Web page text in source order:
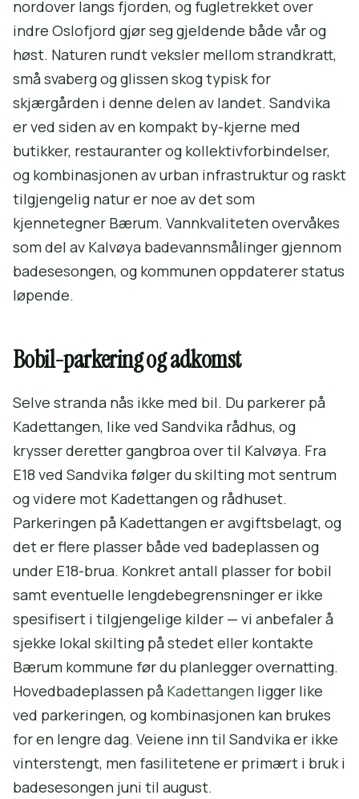
nordover langs fjorden, og fugletrekket over
indre Oslofjord gjør seg gjeldende både vår og
høst. Naturen rundt veksler mellom strandkratt,
små svaberg og glissen skog typisk for
skjærgården i denne delen av landet. Sandvika
er ved siden av en kompakt by-kjerne med
butikker, restauranter og kollektivforbindelser,
og kombinasjonen av urban infrastruktur og raskt
tilgjengelig natur er noe av det som
kjennetegner Bærum. Vannkvaliteten overvåkes
som del av Kalvøya badevannsmålinger gjennom
badesesongen, og kommunen oppdaterer status
løpende.
Bobil-parkering og adkomst
Selve stranda nås ikke med bil. Du parkerer på
Kadettangen, like ved Sandvika rådhus, og
krysser deretter gangbroa over til Kalvøya. Fra
E18 ved Sandvika følger du skilting mot sentrum
og videre mot Kadettangen og rådhuset.
Parkeringen på Kadettangen er avgiftsbelagt, og
det er flere plasser både ved badeplassen og
under E18-brua. Konkret antall plasser for bobil
samt eventuelle lengdebegrensninger er ikke
spesifisert i tilgjengelige kilder — vi anbefaler å
sjekke lokal skilting på stedet eller kontakte
Bærum kommune før du planlegger overnatting.
Hovedbadeplassen på Kadettangen ligger like
ved parkeringen, og kombinasjonen kan brukes
for en lengre dag. Veiene inn til Sandvika er ikke
vinterstengt, men fasilitetene er primært i bruk i
badesesongen juni til august.